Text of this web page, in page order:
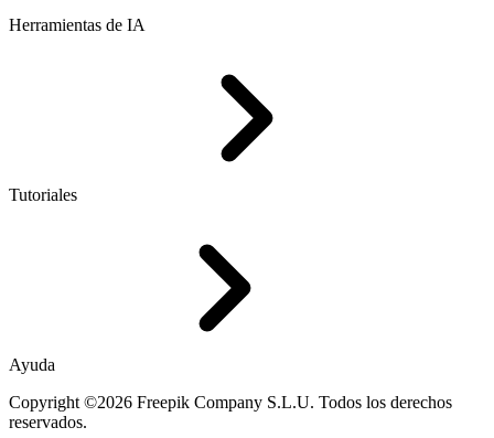
Herramientas de IA
Tutoriales
Ayuda
Copyright ©2026 Freepik Company S.L.U. Todos los derechos
reservados.